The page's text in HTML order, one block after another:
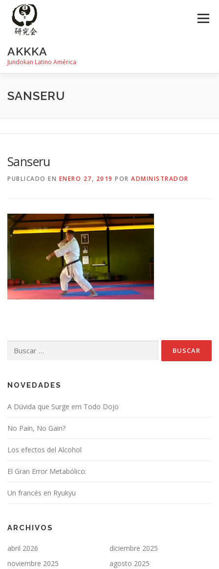
contenido
AKKKA
Jundokan Latino América
Menú
HISTORIA
SANSERU
Sanseru
PUBLICADO EN ENERO 27, 2019 POR ADMINISTRADOR
NOVEDADES
A Dúvida que Surge em Todo Dojo
No Pain, No Gain?
Los efectos del Alcohol
El Gran Error Metabólico:
Un francés en Ryukyu
ARCHIVOS
abril 2026
diciembre 2025
noviembre 2025
agosto 2025